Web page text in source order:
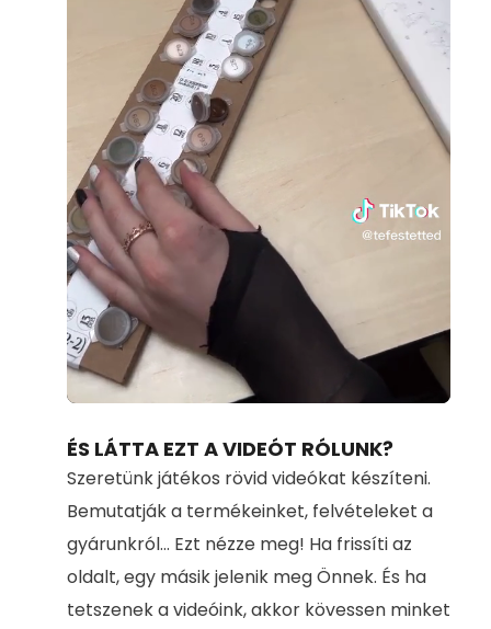
Loaded
100.00%
ÉS LÁTTA EZT A VIDEÓT RÓLUNK?
Szeretünk játékos rövid videókat készíteni.
Bemutatják a termékeinket, felvételeket a
gyárunkról... Ezt nézze meg! Ha frissíti az
oldalt, egy másik jelenik meg Önnek. És ha
tetszenek a videóink, akkor kövessen minket